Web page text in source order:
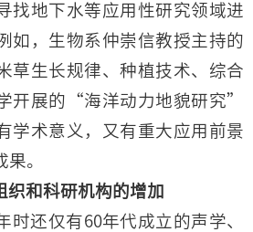
找地下水等应用性研究领域进
如，生物系仲崇信教授主持的
草生长规律、种植技术、综合
开展的“海洋动力地貌研究”
学术意义，又有重大应用前景
。
织和科研机构的增加
时还仅有60年代成立的声学、